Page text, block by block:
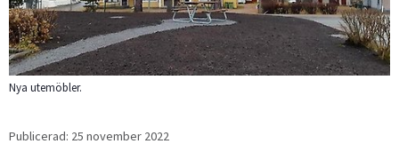
Nya utemöbler.
Publicerad: 25 november 2022